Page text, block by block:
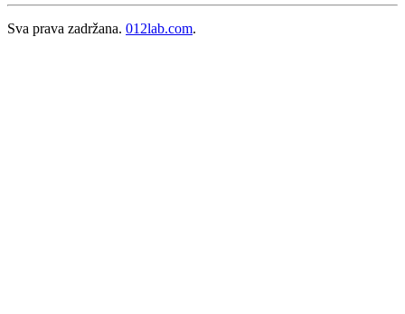
Sva prava zadržana. 012lab.com.